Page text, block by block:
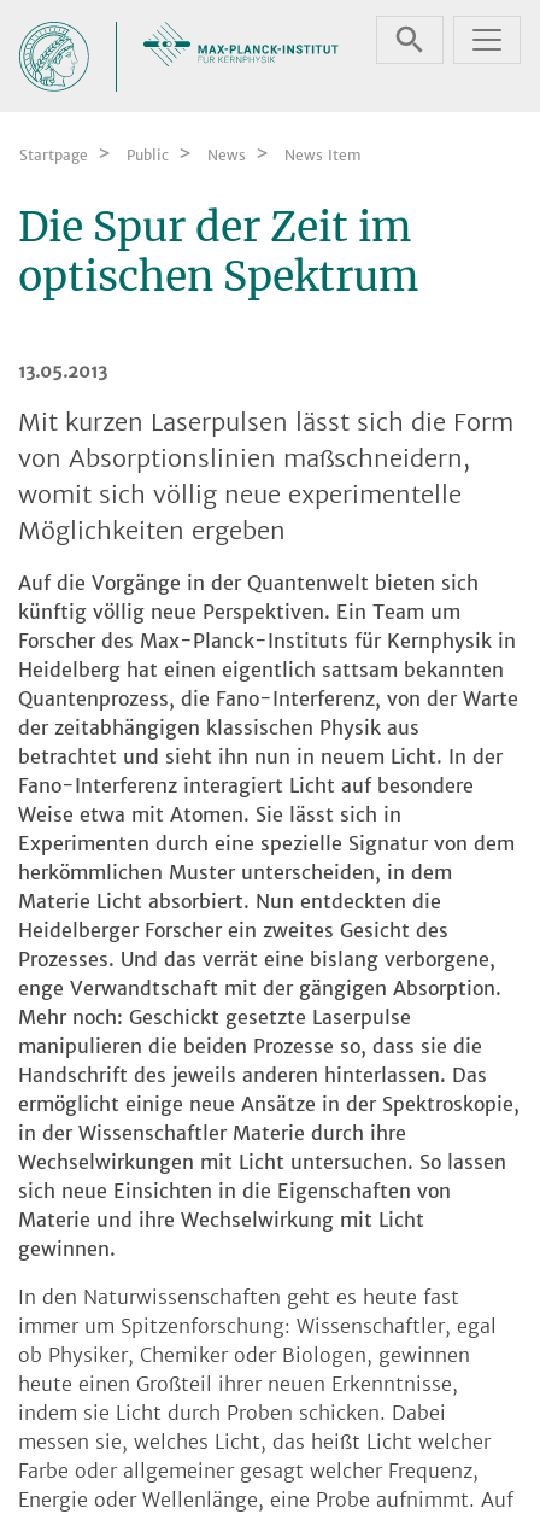
Startpage Public News News Item
Die Spur der Zeit im
optischen Spektrum
13.05.2013
Mit kurzen Laserpulsen lässt sich die Form
von Absorptionslinien maßschneidern,
womit sich völlig neue experimentelle
Möglichkeiten ergeben
Auf die Vorgänge in der Quantenwelt bieten sich
künftig völlig neue Perspektiven. Ein Team um
Forscher des Max-Planck-Instituts für Kernphysik in
Heidelberg hat einen eigentlich sattsam bekannten
Quantenprozess, die Fano-Interferenz, von der Warte
der zeitabhängigen klassischen Physik aus
betrachtet und sieht ihn nun in neuem Licht. In der
Fano-Interferenz interagiert Licht auf besondere
Weise etwa mit Atomen. Sie lässt sich in
Experimenten durch eine spezielle Signatur von dem
herkömmlichen Muster unterscheiden, in dem
Materie Licht absorbiert. Nun entdeckten die
Heidelberger Forscher ein zweites Gesicht des
Prozesses. Und das verrät eine bislang verborgene,
enge Verwandtschaft mit der gängigen Absorption.
Mehr noch: Geschickt gesetzte Laserpulse
manipulieren die beiden Prozesse so, dass sie die
Handschrift des jeweils anderen hinterlassen. Das
ermöglicht einige neue Ansätze in der Spektroskopie,
in der Wissenschaftler Materie durch ihre
Wechselwirkungen mit Licht untersuchen. So lassen
sich neue Einsichten in die Eigenschaften von
Materie und ihre Wechselwirkung mit Licht
gewinnen.
In den Naturwissenschaften geht es heute fast
immer um Spitzenforschung: Wissenschaftler, egal
ob Physiker, Chemiker oder Biologen, gewinnen
heute einen Großteil ihrer neuen Erkenntnisse,
indem sie Licht durch Proben schicken. Dabei
messen sie, welches Licht, das heißt Licht welcher
Farbe oder allgemeiner gesagt welcher Frequenz,
Energie oder Wellenlänge, eine Probe aufnimmt. Auf